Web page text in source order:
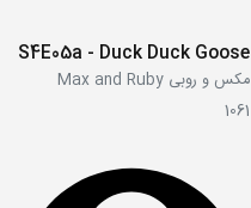
S4E05a - Duck Duck Goose
مکس و روبی Max and Ruby
1061